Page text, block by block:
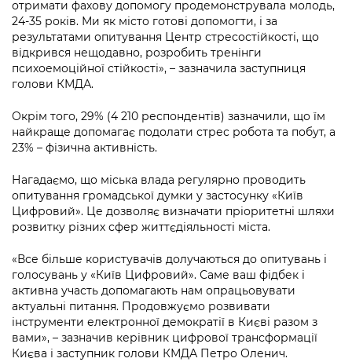
отримати фахову допомогу продемонструвала молодь,
24-35 років. Ми як місто готові допомогти, і за
результатами опитування Центр стресостійкості, що
відкрився нещодавно, розробить тренінги
психоемоційної стійкості», – зазначила заступниця
голови КМДА.
Окрім того, 29% (4 210 респондентів) зазначили, що їм
найкраще допомагає подолати стрес робота та побут, а
23% – фізична активність.
Нагадаємо, що міська влада регулярно проводить
опитування громадської думки у застосунку «Київ
Цифровий». Це дозволяє визначати пріоритетні шляхи
розвитку різних сфер життєдіяльності міста.
«Все більше користувачів долучаються до опитувань і
голосувань у «Київ Цифровий». Саме ваш фідбек і
активна участь допомагають нам опрацьовувати
актуальні питання. Продовжуємо розвивати
інструменти електронної демократії в Києві разом з
вами», – зазначив керівник цифрової трансформації
Києва і заступник голови КМДА Петро Оленич.